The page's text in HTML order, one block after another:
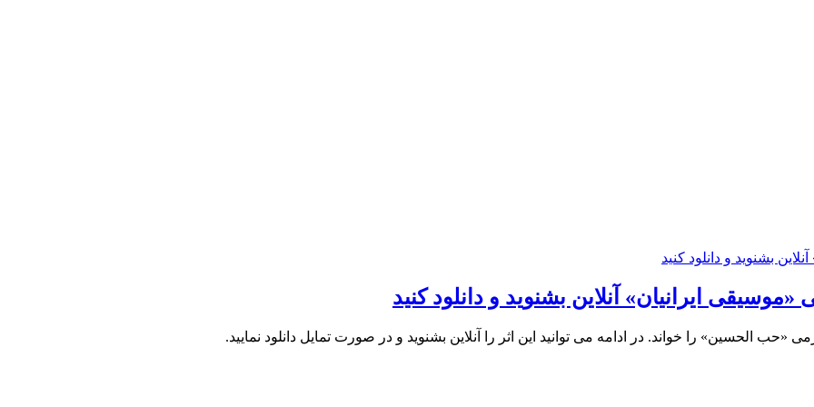
ایرانیان» آنلاین بشنوید و دانلود کنید
الحسین» را خواند. در ادامه می توانید این اثر را آنلاین بشنوید و در صورت تمایل دانلود نمایید.